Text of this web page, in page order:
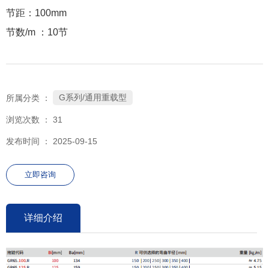
节距：100mm
节数/m ：10节
所属分类 ： G系列/通用重载型
浏览次数 ： 31
发布时间 ： 2025-09-15
立即咨询
详细介绍